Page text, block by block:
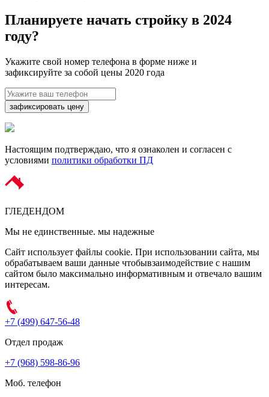
Планируете начать стройку в 2024
году?
Укажите свой номер телефона в форме ниже и
зафиксируйте за собой цены 2020 года
зафиксировать цену
Настоящим подтверждаю, что я ознаколен и согласен с
условиями политики обработки ПД
ГЛЕДЕНДОМ
Мы не единственные. мы надежные
Сайт использует файлы cookie. При использовании сайта, мы
обрабатываем ваши данные чтобывзаимодействие с нашим
сайтом было максимально информативным и отвечало вашим
интересам.
+7 (499) 647-56-48
Отдел продаж
+7 (968) 598-86-96
Моб. телефон